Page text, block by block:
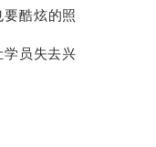
要酷炫的照
员失去兴